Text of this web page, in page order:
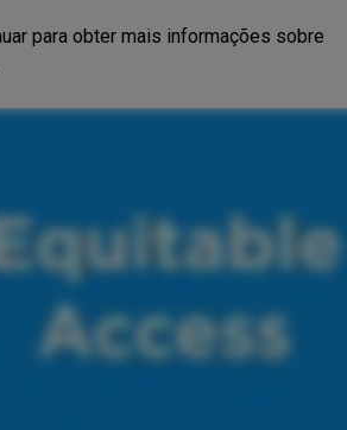
para obter mais informações sobre